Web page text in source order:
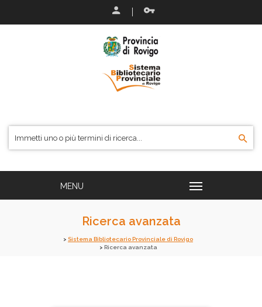
Ricerca avanzata
Sistema Bibliotecario Provinciale di Rovigo
Ricerca avanzata